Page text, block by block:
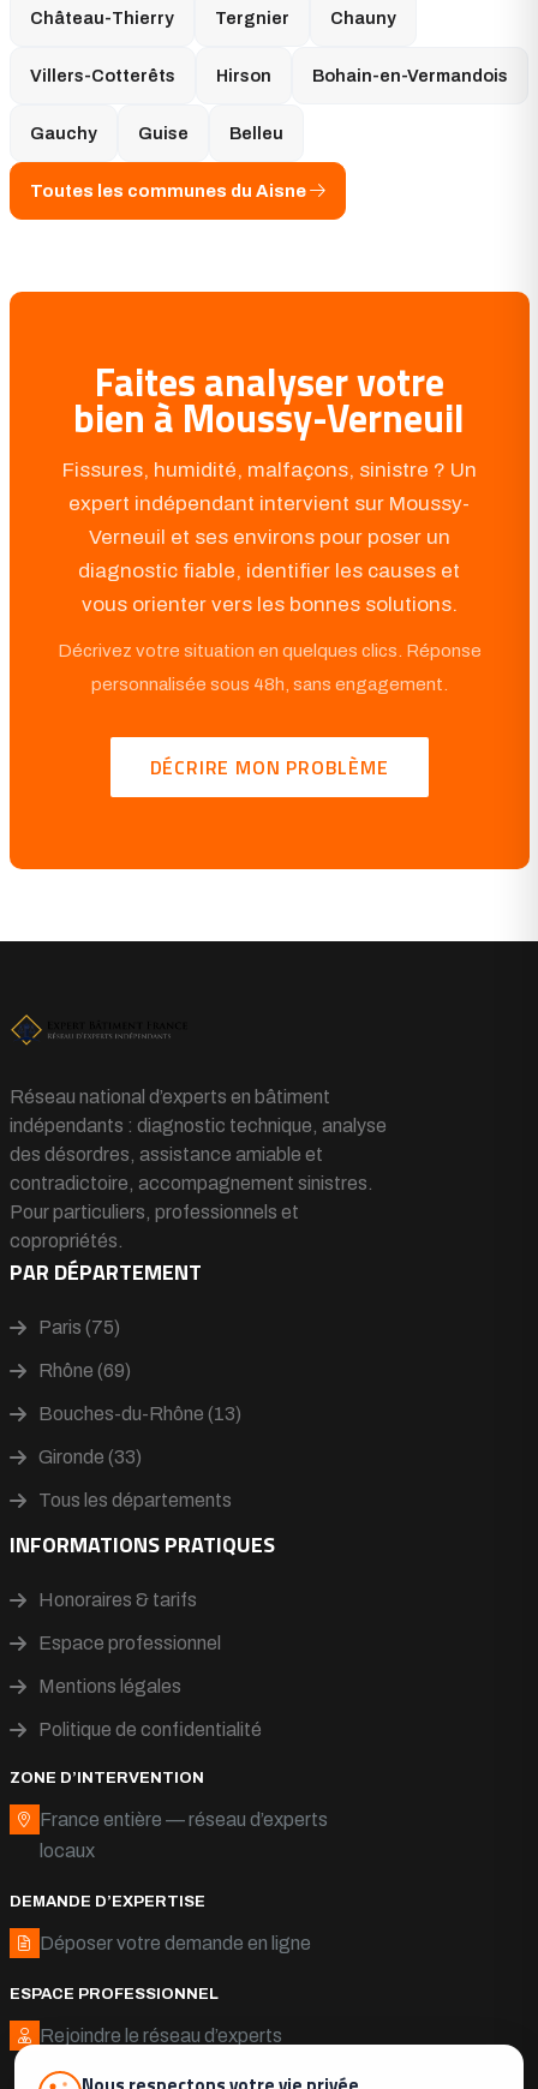
Château-Thierry Tergnier Chauny
Villers-Cotterêts Hirson Bohain-en-Vermandois
Gauchy Guise Belleu
Toutes les communes du Aisne
Faites analyser votre
bien à Moussy-Verneuil
Fissures, humidité, malfaçons, sinistre ? Un
expert indépendant intervient sur Moussy-
Verneuil et ses environs pour poser un
diagnostic fiable, identifier les causes et
vous orienter vers les bonnes solutions.
Décrivez votre situation en quelques clics. Réponse
personnalisée sous 48h, sans engagement.
DÉCRIRE MON PROBLÈME
Réseau national d’experts en bâtiment
indépendants : diagnostic technique, analyse
des désordres, assistance amiable et
contradictoire, accompagnement sinistres.
Pour particuliers, professionnels et
copropriétés.
PAR DÉPARTEMENT
Paris (75)
Rhône (69)
Bouches-du-Rhône (13)
Gironde (33)
Tous les départements
INFORMATIONS PRATIQUES
Honoraires & tarifs
Espace professionnel
Mentions légales
Politique de confidentialité
ZONE D’INTERVENTION
France entière — réseau d’experts
locaux
DEMANDE D’EXPERTISE
Déposer votre demande en ligne
ESPACE PROFESSIONNEL
Rejoindre le réseau d’experts